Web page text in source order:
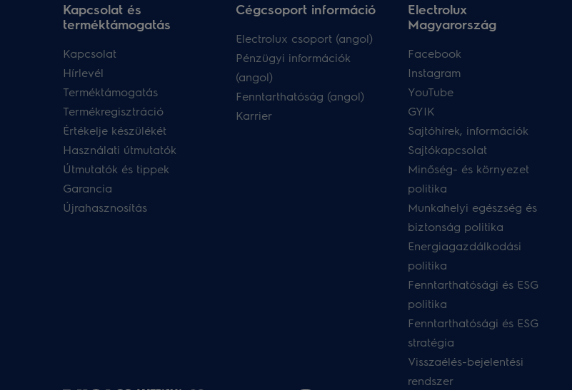
Kapcsolat és
terméktámogatás
Kapcsolat
Hírlevél
Terméktámogatás
Termékregisztráció
Értékelje készülékét
Használati útmutatók
Útmutatók és tippek
Garancia
Újrahasznosítás
Cégcsoport információ
Electrolux csoport (angol)
Pénzügyi információk
(angol)
Fenntarthatóság (angol)
Karrier
Electrolux
Magyarország
Facebook
Instagram
YouTube
GYIK
Sajtóhírek, információk
Sajtókapcsolat
Minőség- és környezet
politika
Munkahelyi egészség és
biztonság politika
Energiagazdálkodási
politika
Fenntarthatósági és ESG
politika
Fenntarthatósági és ESG
stratégia
Visszaélés-bejelentési
rendszer